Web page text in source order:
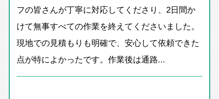
フの皆さんが丁寧に対応してくださり、2日間か
けて無事すべての作業を終えてくださいました。
現地での見積もりも明確で、安心して依頼できた
点が特によかったです。作業後は通路...